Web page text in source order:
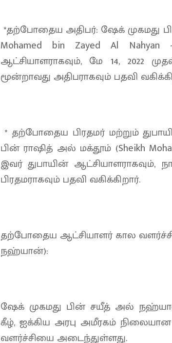
*தற்போதைய அதிபர்: ஷேக் முகமது
Mohamed bin Zayed Al
ஆட்சியாளராகவும், மே 14, 2022
மூன்றாவது அதிபராகவும் பதவி
* தற்போதைய பிரதமர் மற்றும்
பின் ராஷித் அல் மக்தூம் (Sheikh
இவர் துபாயின் ஆட்சியாளராகவும்,
பிரதமராகவும் பதவி வகிக்கிறார்.
தற்போதைய ஆட்சியாளர் கால
நஹ்யான்):
ஷேக் முகமது பின் சயீத் அல்
கீழ், ஐக்கிய அரபு அமீரகம்
வளர்ச்சியை அடைந்துள்ளது.